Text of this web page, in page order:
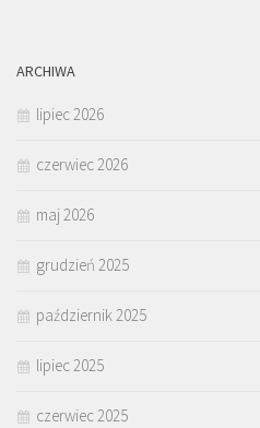
ARCHIWA
lipiec 2026
czerwiec 2026
maj 2026
grudzień 2025
październik 2025
lipiec 2025
czerwiec 2025